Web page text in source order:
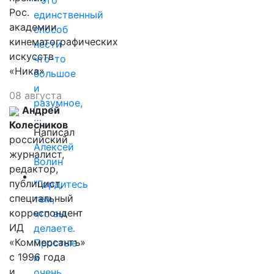
единственный
способ
нести
что-то
большое
и
разумное,
…
Написал
Алексей
Волин
"Гордитесь
тем,
что вы
делаете.
Простые
и
Рос.
академии
кинематографических
искусств
«Ника»
08 августа
Андрей
Колесников
российский
журналист,
редактор,
публицист,
специальный
корреспондент
ИД
«Коммерсантъ»
с 1996 года
и